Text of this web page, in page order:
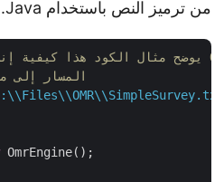
من ترميز النص باستخدام Java.
// المسار إلى
OmrEngine();